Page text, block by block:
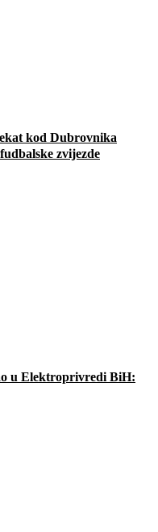
kod Dubrovnika
zvijezde
u Elektroprivredi BiH: